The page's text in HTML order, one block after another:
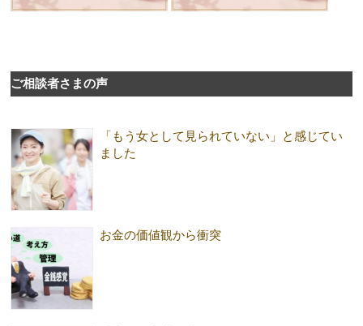
ご相談者さまの声
「もう女として見られていない」と感じてい
ました
お金の価値観から衝突